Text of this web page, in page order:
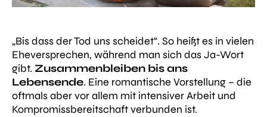
„Bis dass der Tod uns scheidet“. So heißt es in vielen
Eheversprechen, während man sich das Ja-Wort
gibt. Zusammenbleiben bis ans
Lebensende. Eine romantische Vorstellung – die
oftmals aber vor allem mit intensiver Arbeit und
Kompromissbereitschaft verbunden ist.